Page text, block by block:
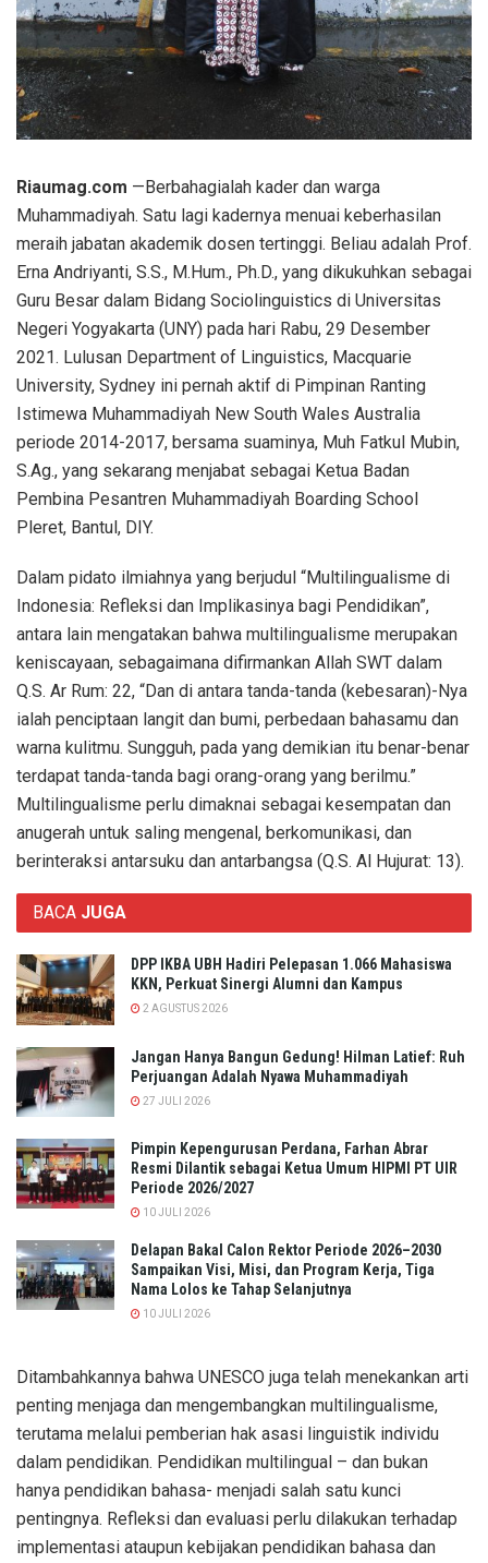
Riaumag.com —Berbahagialah kader dan warga
Muhammadiyah. Satu lagi kadernya menuai keberhasilan
meraih jabatan akademik dosen tertinggi. Beliau adalah Prof.
Erna Andriyanti, S.S., M.Hum., Ph.D., yang dikukuhkan sebagai
Guru Besar dalam Bidang Sociolinguistics di Universitas
Negeri Yogyakarta (UNY) pada hari Rabu, 29 Desember
2021. Lulusan Department of Linguistics, Macquarie
University, Sydney ini pernah aktif di Pimpinan Ranting
Istimewa Muhammadiyah New South Wales Australia
periode 2014-2017, bersama suaminya, Muh Fatkul Mubin,
S.Ag., yang sekarang menjabat sebagai Ketua Badan
Pembina Pesantren Muhammadiyah Boarding School
Pleret, Bantul, DIY.
Dalam pidato ilmiahnya yang berjudul “Multilingualisme di
Indonesia: Refleksi dan Implikasinya bagi Pendidikan”,
antara lain mengatakan bahwa multilingualisme merupakan
keniscayaan, sebagaimana difirmankan Allah SWT dalam
Q.S. Ar Rum: 22, “Dan di antara tanda-tanda (kebesaran)-Nya
ialah penciptaan langit dan bumi, perbedaan bahasamu dan
warna kulitmu. Sungguh, pada yang demikian itu benar-benar
terdapat tanda-tanda bagi orang-orang yang berilmu.”
Multilingualisme perlu dimaknai sebagai kesempatan dan
anugerah untuk saling mengenal, berkomunikasi, dan
berinteraksi antarsuku dan antarbangsa (Q.S. Al Hujurat: 13).
BACA JUGA
DPP IKBA UBH Hadiri Pelepasan 1.066 Mahasiswa
KKN, Perkuat Sinergi Alumni dan Kampus
2 AGUSTUS 2026
Jangan Hanya Bangun Gedung! Hilman Latief: Ruh
Perjuangan Adalah Nyawa Muhammadiyah
27 JULI 2026
Pimpin Kepengurusan Perdana, Farhan Abrar
Resmi Dilantik sebagai Ketua Umum HIPMI PT UIR
Periode 2026/2027
10 JULI 2026
Delapan Bakal Calon Rektor Periode 2026–2030
Sampaikan Visi, Misi, dan Program Kerja, Tiga
Nama Lolos ke Tahap Selanjutnya
10 JULI 2026
Ditambahkannya bahwa UNESCO juga telah menekankan arti
penting menjaga dan mengembangkan multilingualisme,
terutama melalui pemberian hak asasi linguistik individu
dalam pendidikan. Pendidikan multilingual – dan bukan
hanya pendidikan bahasa- menjadi salah satu kunci
pentingnya. Refleksi dan evaluasi perlu dilakukan terhadap
implementasi ataupun kebijakan pendidikan bahasa dan